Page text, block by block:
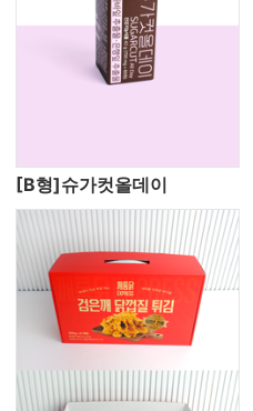
[B형]슈가컷올데이